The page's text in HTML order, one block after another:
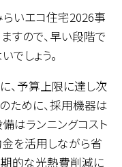
らいエコ住宅2026事
すので、早い段階で
でしょう。
、予算上限に達し次
ために、採用機器は
はランニングコスト
を活用しながら省
的な光熱費削減に